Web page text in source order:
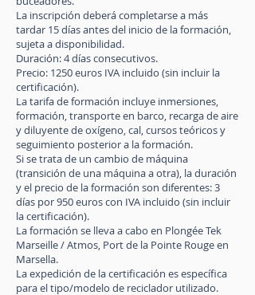
La inscripción deberá completarse a más
tardar 15 días antes del inicio de la formación,
sujeta a disponibilidad.
Duración: 4 días consecutivos.
Precio: 1250 euros IVA incluido (sin incluir la
certificación).
La tarifa de formación incluye inmersiones,
formación, transporte en barco, recarga de aire
y diluyente de oxígeno, cal, cursos teóricos y
seguimiento posterior a la formación.
Si se trata de un cambio de máquina
(transición de una máquina a otra), la duración
y el precio de la formación son diferentes: 3
días por 950 euros con IVA incluido (sin incluir
la certificación).
La formación se lleva a cabo en Plongée Tek
Marseille / Atmos, Port de la Pointe Rouge en
Marsella.
La expedición de la certificación es específica
para el tipo/modelo de reciclador utilizado.